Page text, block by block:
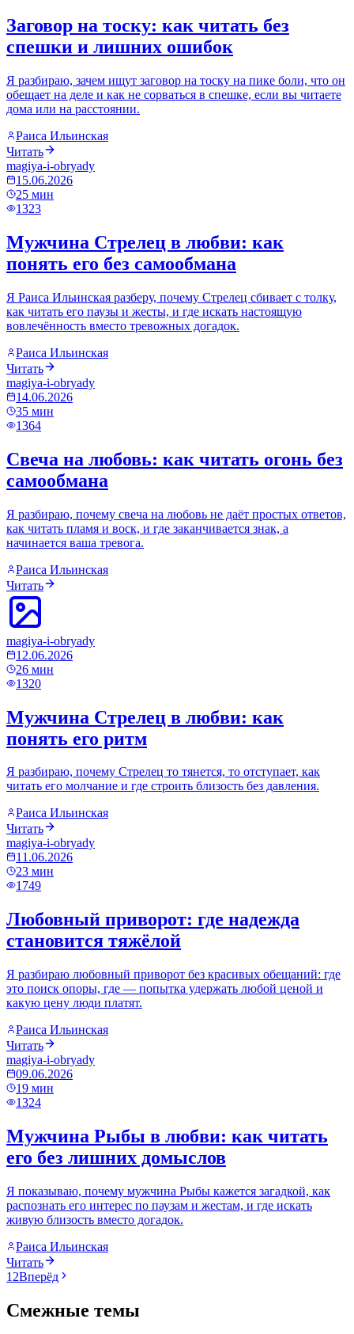
Заговор на тоску: как читать без
спешки и лишних ошибок
Я разбираю, зачем ищут заговор на тоску на пике боли, что он
обещает на деле и как не сорваться в спешке, если вы читаете
дома или на расстоянии.
Раиса Ильинская
Читать
magiya-i-obryady
15.06.2026
25 мин
1323
Мужчина Стрелец в любви: как
понять его без самообмана
Я Раиса Ильинская разберу, почему Стрелец сбивает с толку,
как читать его паузы и жесты, и где искать настоящую
вовлечённость вместо тревожных догадок.
Раиса Ильинская
Читать
magiya-i-obryady
14.06.2026
35 мин
1364
Свеча на любовь: как читать огонь без
самообмана
Я разбираю, почему свеча на любовь не даёт простых ответов,
как читать пламя и воск, и где заканчивается знак, а
начинается ваша тревога.
Раиса Ильинская
Читать
magiya-i-obryady
12.06.2026
26 мин
1320
Мужчина Стрелец в любви: как
понять его ритм
Я разбираю, почему Стрелец то тянется, то отступает, как
читать его молчание и где строить близость без давления.
Раиса Ильинская
Читать
magiya-i-obryady
11.06.2026
23 мин
1749
Любовный приворот: где надежда
становится тяжёлой
Я разбираю любовный приворот без красивых обещаний: где
это поиск опоры, где — попытка удержать любой ценой и
какую цену люди платят.
Раиса Ильинская
Читать
magiya-i-obryady
09.06.2026
19 мин
1324
Мужчина Рыбы в любви: как читать
его без лишних домыслов
Я показываю, почему мужчина Рыбы кажется загадкой, как
распознать его интерес по паузам и жестам, и где искать
живую близость вместо догадок.
Раиса Ильинская
Читать
1 2Вперёд
Смежные темы